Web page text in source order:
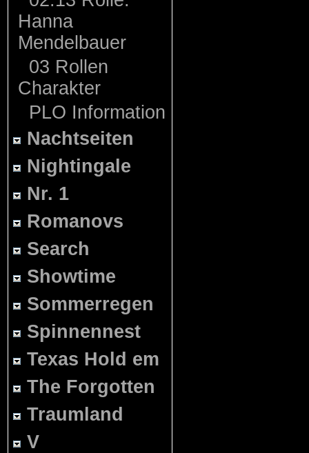
Hanna
Mendelbauer
03 Rollen
Charakter
PLO Information
Nachtseiten
Nightingale
Nr. 1
Romanovs
Search
Showtime
Sommerregen
Spinnennest
Texas Hold em
The Forgotten
Traumland
V